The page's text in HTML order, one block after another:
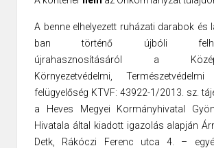
A benne elhelyezett ruházati darabok és
ban történő újbóli
újrahasznosításáról a Közép-
Környezetvédelmi,
felügyelőség KTVF: 43922-1/2013. sz.
a Heves Megyei Kormányhivatal
Hivatala által kiadott igazolás alapján
Detk, Rákóczi Ferenc utca 4. –